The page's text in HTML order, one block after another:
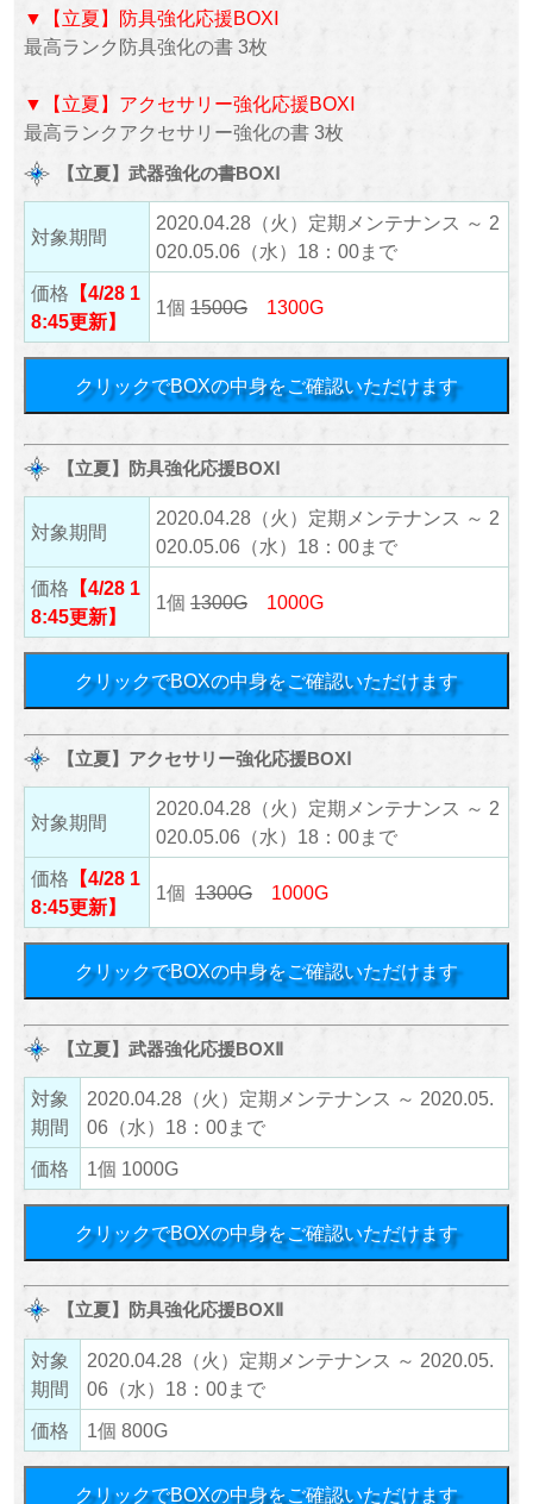
▼【立夏】防具強化応援BOXⅠ
最高ランク防具強化の書 3枚
▼【立夏】アクセサリー強化応援BOXⅠ
最高ランクアクセサリー強化の書 3枚
【立夏】武器強化の書BOXⅠ
対象期間
2020.04.28（火）定期メンテナンス ～ 2
020.05.06（水）18：00まで
価格 【4/28 1
8:45更新】
1個 1500G 1300G
クリックでBOXの中身をご確認いただけます
【立夏】防具強化応援BOXⅠ
対象期間
2020.04.28（火）定期メンテナンス ～ 2
020.05.06（水）18：00まで
価格 【4/28 1
8:45更新】
1個 1300G 1000G
クリックでBOXの中身をご確認いただけます
【立夏】アクセサリー強化応援BOXⅠ
対象期間
2020.04.28（火）定期メンテナンス ～ 2
020.05.06（水）18：00まで
価格 【4/28 1
8:45更新】
1個 1300G 1000G
クリックでBOXの中身をご確認いただけます
【立夏】武器強化応援BOXⅡ
対象
期間
2020.04.28（火）定期メンテナンス ～ 2020.05.
06（水）18：00まで
価格
1個 1000G
クリックでBOXの中身をご確認いただけます
【立夏】防具強化応援BOXⅡ
対象
期間
2020.04.28（火）定期メンテナンス ～ 2020.05.
06（水）18：00まで
価格
1個 800G
クリックでBOXの中身をご確認いただけます